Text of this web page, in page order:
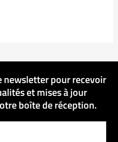
newsletter pour recevoir
et mises à jour
boîte de réception.